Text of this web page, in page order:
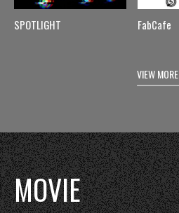
SPOTLIGHT FabCafe
VIEW MORE
MOVIE